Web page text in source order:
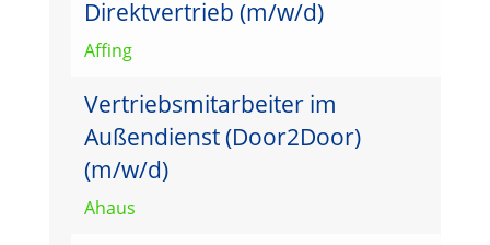
Direktvertrieb (m/w/d)
Affing
Vertriebsmitarbeiter im
Außendienst (Door2Door)
(m/w/d)
Ahaus